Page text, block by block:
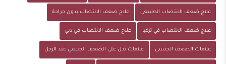
علاج ضعف الانتصاب الطبيعي علاج ضعف الانتصاب بدون جراحة
علاج ضعف الانتصاب في تركيا علاج ضعف الانتصاب في دبي
علامات الضعف الجنسى علامات تدل على الضعف الجنسي عند الرجل